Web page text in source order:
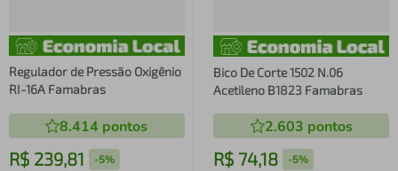
Regulador de Pressão Oxigênio
RI-16A Famabras
8.414 pontos
R$ 239,81 -5%
Bico De Corte 1502 N.06
Acetileno B1823 Famabras
2.603 pontos
R$ 74,18 -5%